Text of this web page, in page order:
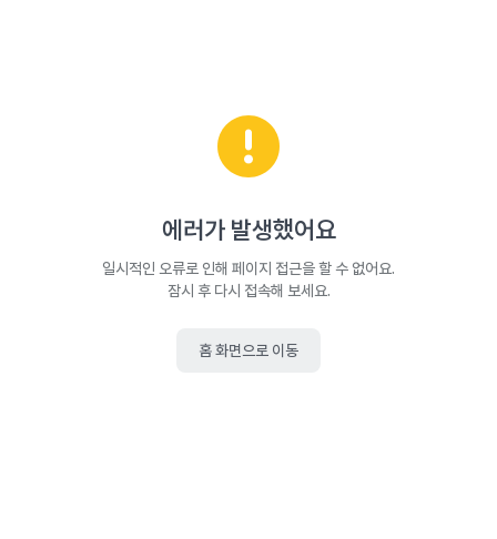
에러가 발생했어요
일시적인 오류로 인해 페이지 접근을 할 수 없어요.
잠시 후 다시 접속해 보세요.
홈 화면으로 이동